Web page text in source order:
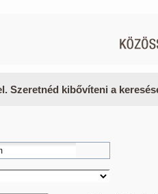
Szeretnéd kibővíteni a